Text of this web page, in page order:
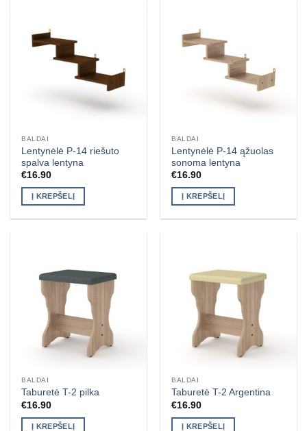
BALDAI
Lentynėlė P-14 riešuto
spalva lentyna
€16.90
Į KREPŠELĮ
BALDAI
Lentynėlė P-14 ąžuolas
sonoma lentyna
€16.90
Į KREPŠELĮ
BALDAI
Taburetė T-2 pilka
€16.90
Į KREPŠELĮ
BALDAI
Taburetė T-2 Argentina
€16.90
Į KREPŠELĮ